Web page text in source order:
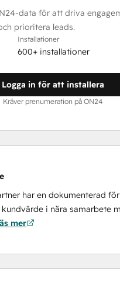
data för att driva
prioritera leads.
Installationer
600+ installationer
Logga in för att installera
Kräver prenumeration på ON24
har en dokumenterad
i nära samarbete
mer